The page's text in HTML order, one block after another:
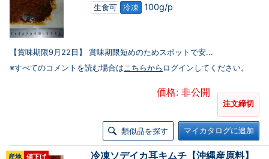
生食可 冷凍 100g/p
【賞味期限9月22日】 賞味期限短めのためスポットで安...
※すべてのコメントを読む場合はこちらから ログインしてください。
価格: 非公開
注文締切
類似品を探す マイカタログに追加
産地 値下げ 冷凍ソデイカ耳キムチ【沖縄産原料】